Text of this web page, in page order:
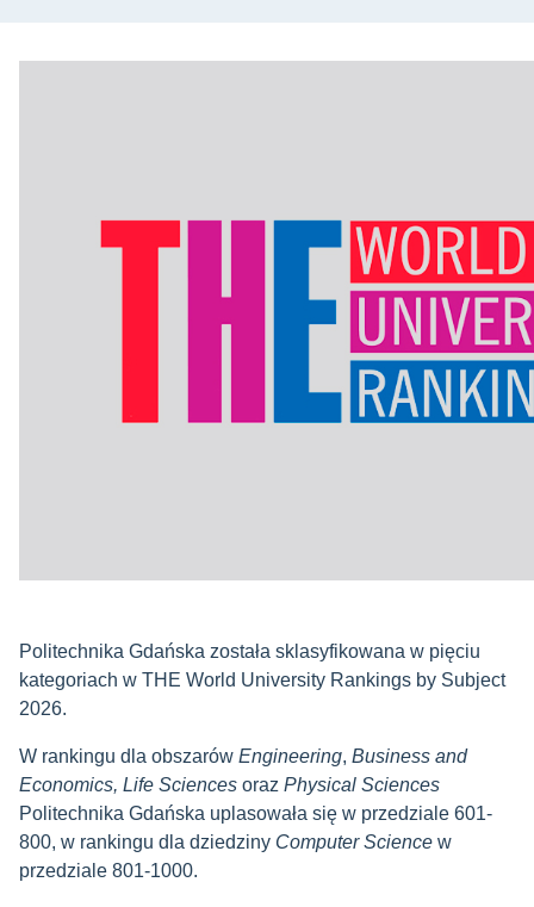
Politechnika Gdańska została sklasyfikowana w pięciu
kategoriach w THE World University Rankings by Subject
2026.
W rankingu dla obszarów Engineering, Business and
Economics, Life Sciences oraz Physical Sciences
Politechnika Gdańska uplasowała się w przedziale 601-
800, w rankingu dla dziedziny Computer Science w
przedziale 801-1000.